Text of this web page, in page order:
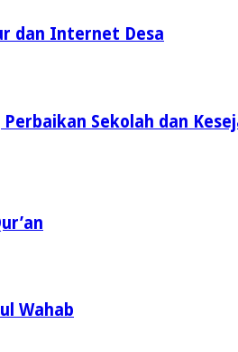
dan Internet Desa
Sekolah dan
Wahab